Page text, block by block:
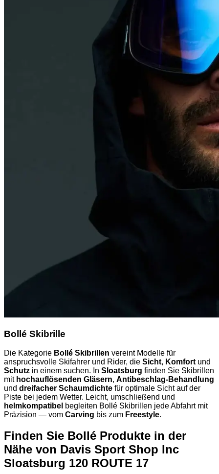
Bollé Skibrille
Die Kategorie Bollé Skibrillen vereint Modelle für
anspruchsvolle Skifahrer und Rider, die Sicht, Komfort und
Schutz in einem suchen. In Sloatsburg finden Sie Skibrillen
mit hochauflösenden Gläsern, Antibeschlag-Behandlung
und dreifacher Schaumdichte für optimale Sicht auf der
Piste bei jedem Wetter. Leicht, umschließend und
helmkompatibel begleiten Bollé Skibrillen jede Abfahrt mit
Präzision — vom Carving bis zum Freestyle.
Finden Sie Bollé Produkte in der
Nähe von Davis Sport Shop Inc
Sloatsburg 120 ROUTE 17